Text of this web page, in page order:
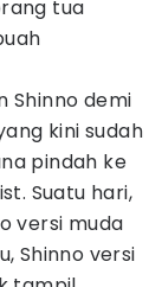
tua
Shinno demi
kini sudah
pindah ke
Suatu hari,
versi muda
Shinno versi